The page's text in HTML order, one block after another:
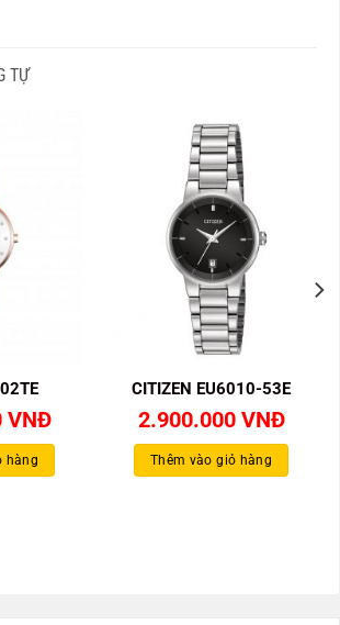
TỰ
VNĐ
hàng
CITIZEN EU6010-53E
2.900.000 VNĐ
Thêm vào giỏ hàng